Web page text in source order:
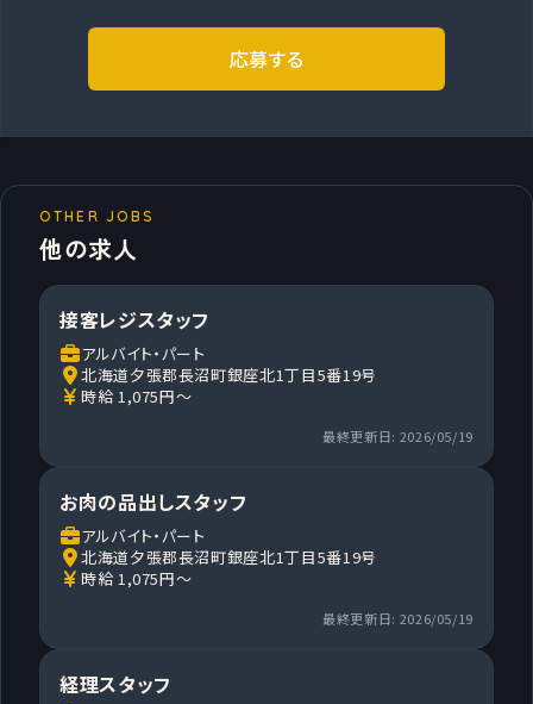
応募する
OTHER JOBS
他の求人
接客レジスタッフ
アルバイト・パート
北海道夕張郡長沼町銀座北1丁目5番19号
時給 1,075円～
最終更新日: 2026/05/19
お肉の品出しスタッフ
アルバイト・パート
北海道夕張郡長沼町銀座北1丁目5番19号
時給 1,075円～
最終更新日: 2026/05/19
経理スタッフ